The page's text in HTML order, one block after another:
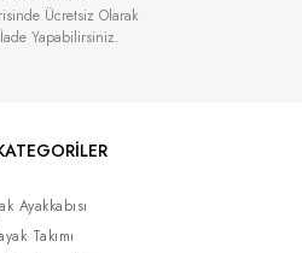
Ücretsiz Olarak
Yapabilirsiniz.
Ayakkabısı
Takımı